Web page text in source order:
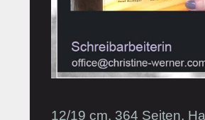
12/19 cm, 364 Seiten,